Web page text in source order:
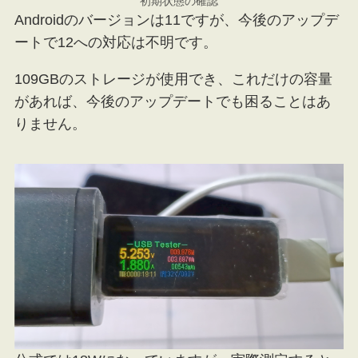
Androidのバージョンは11ですが、今後のアップデ
ートで12への対応は不明です。
109GBのストレージが使用でき、これだけの容量
があれば、今後のアップデートでも困ることはあ
りません。